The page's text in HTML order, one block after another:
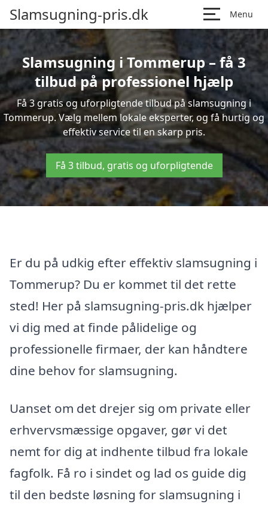
Slamsugning-pris.dk Menu
Slamsugning i Tommerup – få 3
tilbud på professionel hjælp
Få 3 gratis og uforpligtende tilbud på slamsugning i
Tommerup. Vælg mellem lokale eksperter, og få hurtig og
effektiv service til en skarp pris.
Få 3 tilbud, gratis og uforpligtende
Er du på udkig efter effektiv slamsugning i
Tommerup? Du er kommet til det rette
sted! Her på slamsugning-pris.dk hjælper
vi dig med at finde pålidelige og
professionelle firmaer, der kan håndtere
dine behov for slamsugning.
Uanset om det drejer sig om private eller
erhvervsmæssige opgaver, gør vi det
nemt for dig at indhente tilbud fra lokale
fagfolk. Få ro i sindet og lad os guide dig
til den bedste løsning for slamsugning i